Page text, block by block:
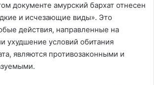
документе амурский бархат отнесен
и исчезающие виды». Это
действия, направленные на
ухудшение условий обитания
являются противозаконными и